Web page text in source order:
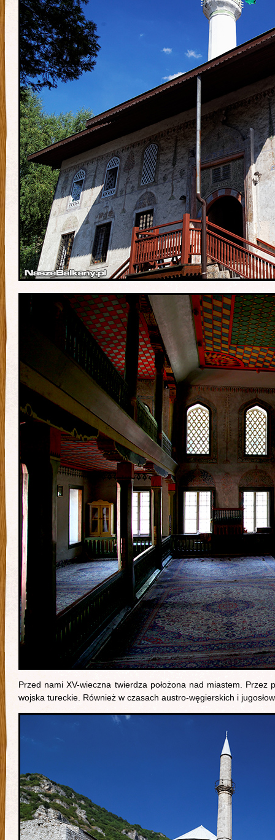
Przed nami XV-wieczna twierdza położona nad miastem. Przez
wojska tureckie. Również w czasach austro-węgierskich i